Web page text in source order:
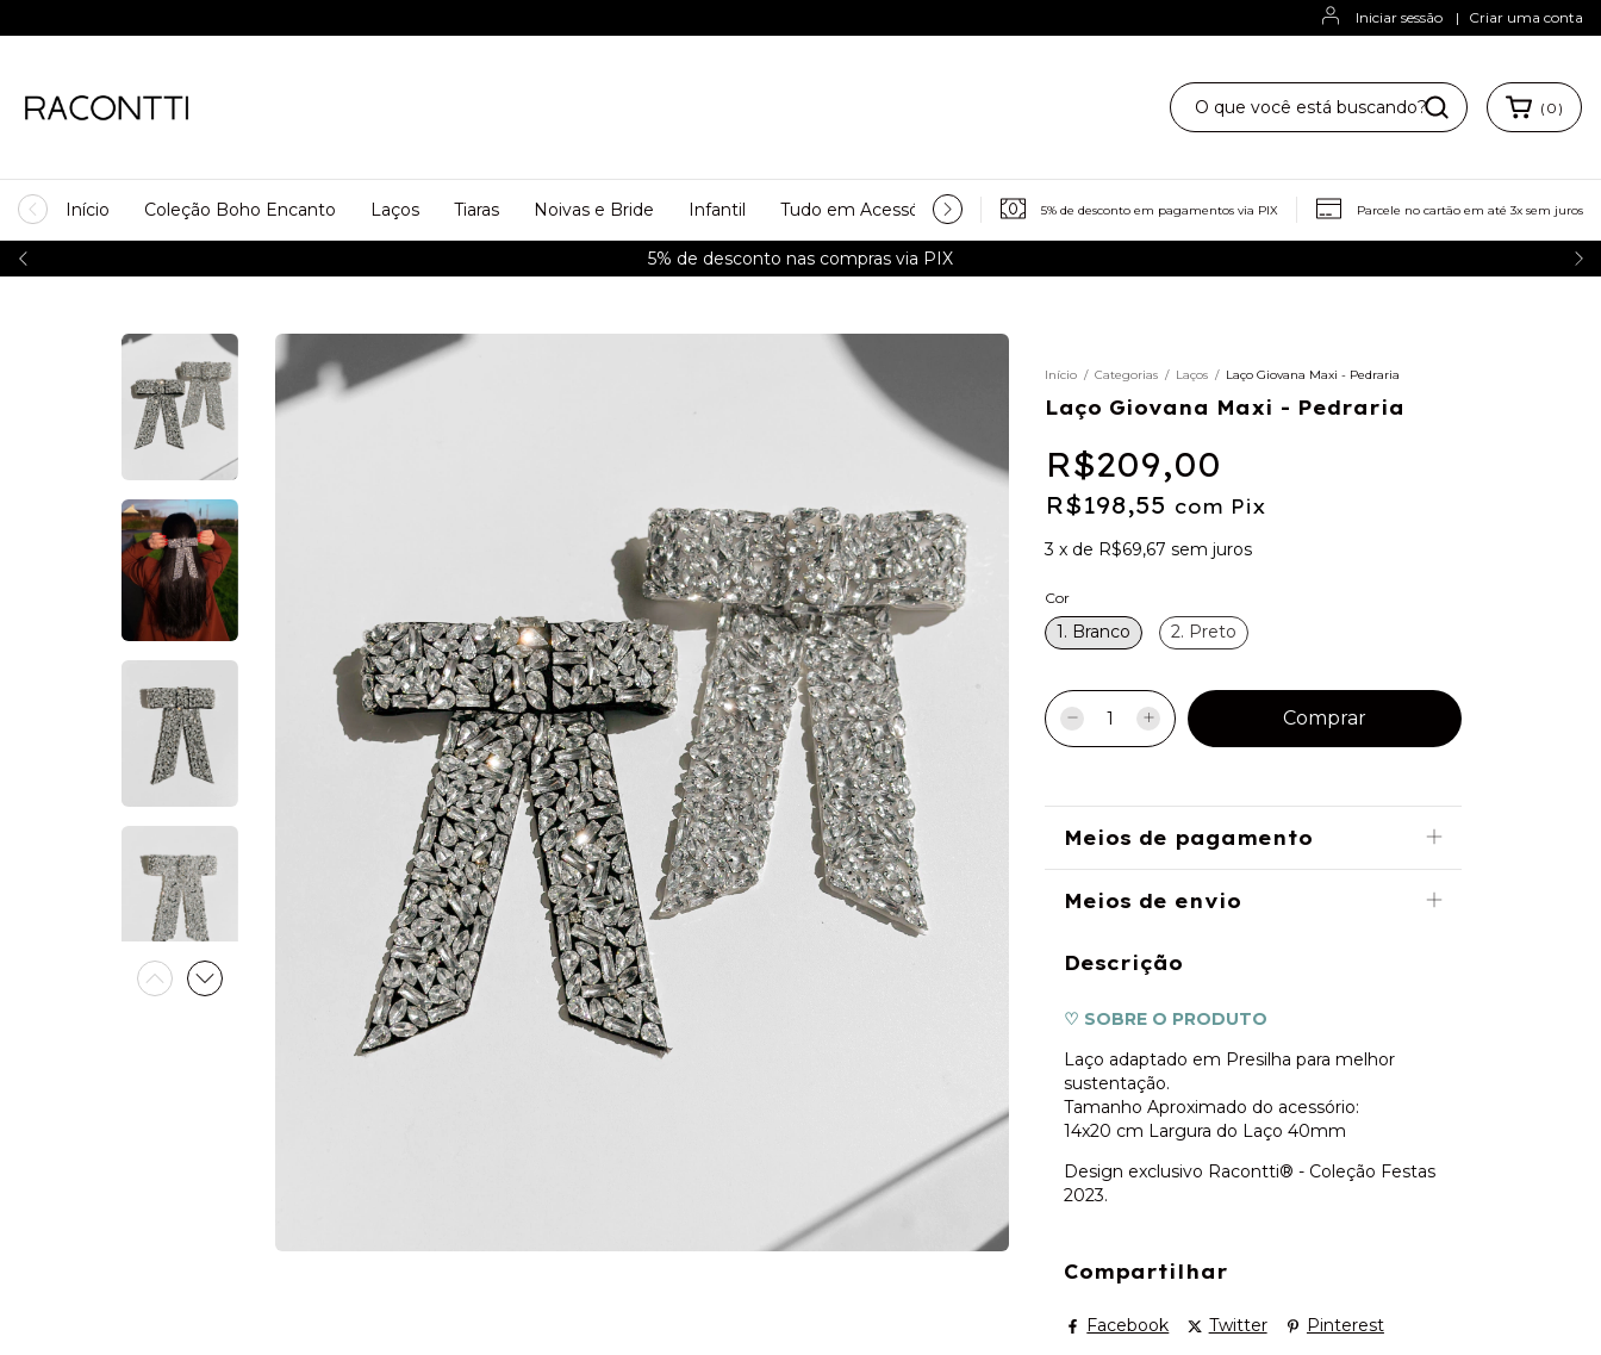
Iniciar sessão | Criar uma conta
5% de desconto nas compras via PIX
( 0 )
Início Coleção Boho Encanto Laços Tiaras Noivas e Bride Infantil Tudo em Acessórios Personalize para mim Trocas e Devoluções
5% de desconto em pagamentos via PIX Parcele no cartão em até 3x sem juros
Início / Categorias / Laços / Laço Giovana Maxi - Pedraria
Laço Giovana Maxi - Pedraria
R$209,00
R$198,55 com Pix
3 x de R$69,67 sem juros
Cor
1. Branco 2. Preto
Meios de pagamento
Meios de envio
Descrição
♡ SOBRE O PRODUTO
Laço adaptado em Presilha para melhor
sustentação.
Tamanho Aproximado do acessório:
14x20 cm Largura do Laço 40mm
Design exclusivo Racontti® - Coleção Festas
2023.
Compartilhar
Facebook Twitter Pinterest